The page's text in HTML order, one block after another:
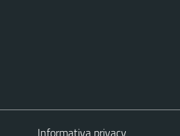
Informativa privacy